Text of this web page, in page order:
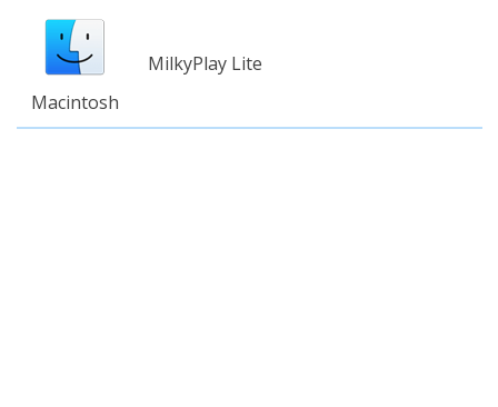
Macintosh
MilkyPlay Lite